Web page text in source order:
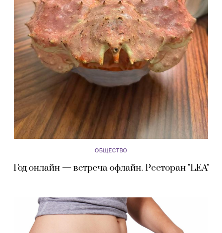
ОБЩЕСТВО
Год онлайн — встреча офлайн. Ресторан "LEA"